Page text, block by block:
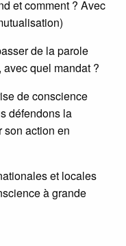
et comment ? Avec
de la parole
quel mandat ?
de conscience
défendons la
son action en
et locales
à grande